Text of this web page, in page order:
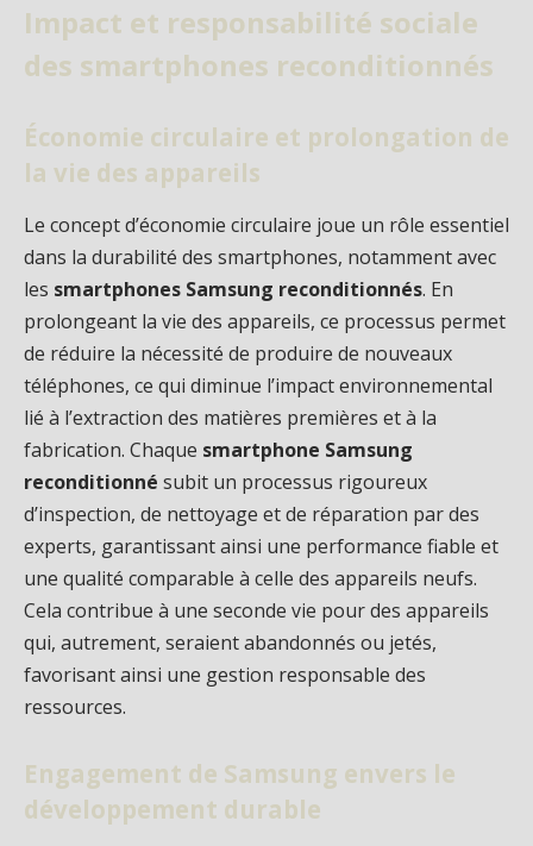
Impact et responsabilité sociale
des smartphones reconditionnés
Économie circulaire et prolongation de
la vie des appareils
Le concept d’économie circulaire joue un rôle essentiel
dans la durabilité des smartphones, notamment avec
les smartphones Samsung reconditionnés. En
prolongeant la vie des appareils, ce processus permet
de réduire la nécessité de produire de nouveaux
téléphones, ce qui diminue l’impact environnemental
lié à l’extraction des matières premières et à la
fabrication. Chaque smartphone Samsung
reconditionné subit un processus rigoureux
d’inspection, de nettoyage et de réparation par des
experts, garantissant ainsi une performance fiable et
une qualité comparable à celle des appareils neufs.
Cela contribue à une seconde vie pour des appareils
qui, autrement, seraient abandonnés ou jetés,
favorisant ainsi une gestion responsable des
ressources.
Engagement de Samsung envers le
développement durable